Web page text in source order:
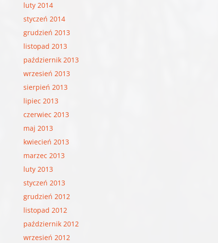
luty 2014
styczeń 2014
grudzień 2013
listopad 2013
październik 2013
wrzesień 2013
sierpień 2013
lipiec 2013
czerwiec 2013
maj 2013
kwiecień 2013
marzec 2013
luty 2013
styczeń 2013
grudzień 2012
listopad 2012
październik 2012
wrzesień 2012